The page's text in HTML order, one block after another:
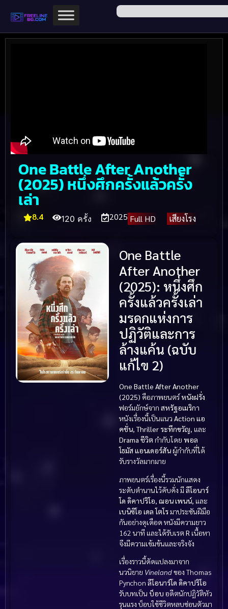
One Battle After Another
(2025) หนึ่งศึกครั้งแล้วครั้ง
เล่า
8.4 120 ครั้ง 2025 Full HD เสียงโรง
One Battle
After Another
(2025): หนึ่งศึก
ครั้งแล้วครั้งเล่า
มรดกแห่งการ
ปฏิวัติและการ
ล้างแค้น (ฉบับ
แก้ไข 2)
One Battle After Another
(2025) คือภาพยนตร์หนังฝรั่ง
ฟอร์มยักษ์จาก สหรัฐอเมริกา
หนังเรื่องนี้เป็นแนว Action แอ
คชั่น,Thriller ระทึกขวัญ, และ
Drama ชีวิต กำกับโดย พอล
โธมัส แอนเดอร์สัน ผู้กำกับที่ได้
รับรางวัลมากมาย
ภาพยนตร์เรื่องนี้รวมนักแสดง
ระดับตำนานไว้คับคั่ง มี ลีโอนาร์
โด ดิคาปริโอ ฌอน เพนน์, และ
เบนิซิโอ เดล โตโรมาประชันฝีมือ
กันอย่างดุเดือด หนังมีความยาว
162 นาที และได้รับเรต R เนื้อหา
จึงมีความเข้มข้นและจริงจัง
เรื่องราวนี้ดัดแปลงมาจาก
นวนิยาย Vinelandของ Thomas
Pynchon ลีโอนาร์โด ดิคาปริโอ
รับบทเป็น บ็อบ อดีตนักปฏิวัติหัว
รุนแรง บ็อบใช้ชีวิตหลบซ่อนตัวมา